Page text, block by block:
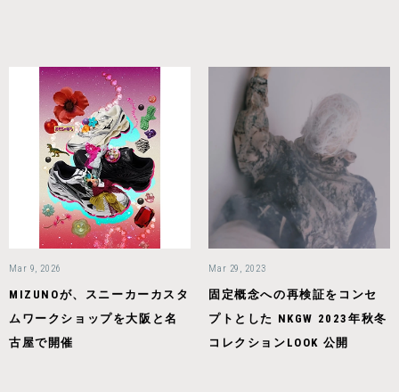
Mar 9, 2026
MIZUNOが、スニーカーカスタ
ムワークショップを大阪と名
古屋で開催
Mar 29, 2023
固定概念への再検証をコンセ
プトとした NKGW 2023年秋冬
コレクションLOOK 公開